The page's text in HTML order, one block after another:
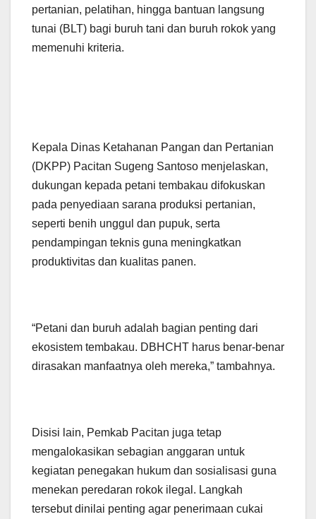
pertanian, pelatihan, hingga bantuan langsung
tunai (BLT) bagi buruh tani dan buruh rokok yang
memenuhi kriteria.
Kepala Dinas Ketahanan Pangan dan Pertanian
(DKPP) Pacitan Sugeng Santoso menjelaskan,
dukungan kepada petani tembakau difokuskan
pada penyediaan sarana produksi pertanian,
seperti benih unggul dan pupuk, serta
pendampingan teknis guna meningkatkan
produktivitas dan kualitas panen.
“Petani dan buruh adalah bagian penting dari
ekosistem tembakau. DBHCHT harus benar-benar
dirasakan manfaatnya oleh mereka,” tambahnya.
Disisi lain, Pemkab Pacitan juga tetap
mengalokasikan sebagian anggaran untuk
kegiatan penegakan hukum dan sosialisasi guna
menekan peredaran rokok ilegal. Langkah
tersebut dinilai penting agar penerimaan cukai